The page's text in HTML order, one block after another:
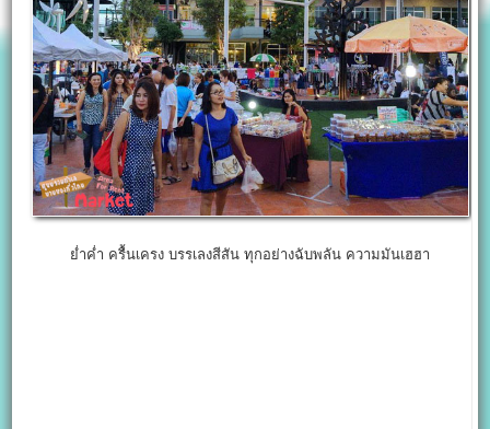
ย่ำค่ำ ครื้นเครง บรรเลงสีสัน ทุกอย่างฉับพลัน ความมันเฮฮา